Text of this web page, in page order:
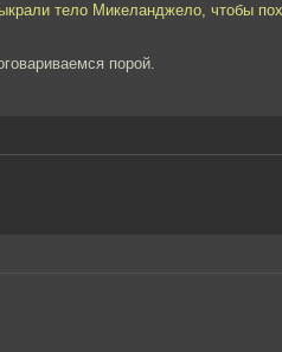
тело Микеланджело, чтобы
порой.